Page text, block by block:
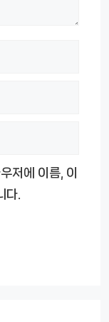
저에 이름, 이
다.